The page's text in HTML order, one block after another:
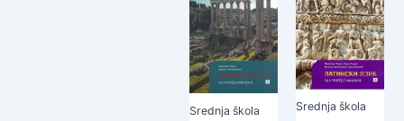
Srednja škola Srednja škola